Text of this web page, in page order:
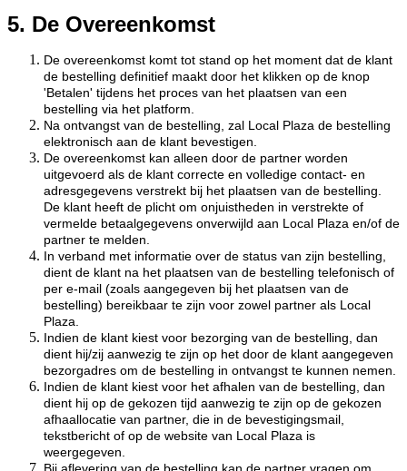
5. De Overeenkomst
De overeenkomst komt tot stand op het moment dat de klant
de bestelling definitief maakt door het klikken op de knop
'Betalen' tijdens het proces van het plaatsen van een
bestelling via het platform.
Na ontvangst van de bestelling, zal Local Plaza de bestelling
elektronisch aan de klant bevestigen.
De overeenkomst kan alleen door de partner worden
uitgevoerd als de klant correcte en volledige contact- en
adresgegevens verstrekt bij het plaatsen van de bestelling.
De klant heeft de plicht om onjuistheden in verstrekte of
vermelde betaalgegevens onverwijld aan Local Plaza en/of de
partner te melden.
In verband met informatie over de status van zijn bestelling,
dient de klant na het plaatsen van de bestelling telefonisch of
per e-mail (zoals aangegeven bij het plaatsen van de
bestelling) bereikbaar te zijn voor zowel partner als Local
Plaza.
Indien de klant kiest voor bezorging van de bestelling, dan
dient hij/zij aanwezig te zijn op het door de klant aangegeven
bezorgadres om de bestelling in ontvangst te kunnen nemen.
Indien de klant kiest voor het afhalen van de bestelling, dan
dient hij op de gekozen tijd aanwezig te zijn op de gekozen
afhaallocatie van partner, die in de bevestigingsmail,
tekstbericht of op de website van Local Plaza is
weergegeven.